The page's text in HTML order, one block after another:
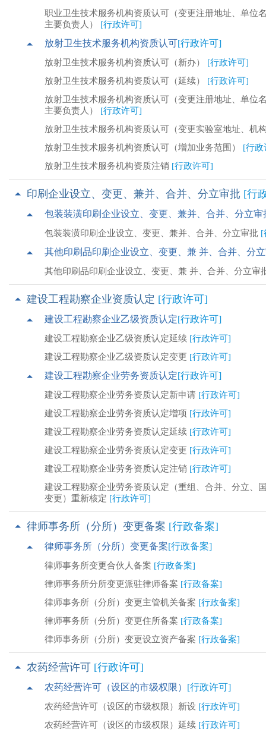
职业卫生技术服务机构资质认可（变更注册地址、单位
主要负责人） [行政许可]
放射卫生技术服务机构资质认可[行政许可]
放射卫生技术服务机构资质认可（新办） [行政许可]
放射卫生技术服务机构资质认可（延续） [行政许可]
放射卫生技术服务机构资质认可（变更注册地址、单位
主要负责人） [行政许可]
放射卫生技术服务机构资质认可（变更实验室地址、机
放射卫生技术服务机构资质认可（增加业务范围） [行政
放射卫生技术服务机构资质注销 [行政许可]
印刷企业设立、变更、兼并、合并、分立审批 [行
包装装潢印刷企业设立、变更、兼并、合并、分立审
包装装潢印刷企业设立、变更、兼并、合并、分立审批 [
其他印刷品印刷企业设立、变更、兼 并、合并、分
其他印刷品印刷企业设立、变更、兼 并、合并、分立审
建设工程勘察企业资质认定 [行政许可]
建设工程勘察企业乙级资质认定[行政许可]
建设工程勘察企业乙级资质认定延续 [行政许可]
建设工程勘察企业乙级资质认定变更 [行政许可]
建设工程勘察企业劳务资质认定[行政许可]
建设工程勘察企业劳务资质认定新申请 [行政许可]
建设工程勘察企业劳务资质认定增项 [行政许可]
建设工程勘察企业劳务资质认定延续 [行政许可]
建设工程勘察企业劳务资质认定变更 [行政许可]
建设工程勘察企业劳务资质认定注销 [行政许可]
建设工程勘察企业劳务资质认定（重组、合并、分立、
变更）重新核定 [行政许可]
律师事务所（分所）变更备案 [行政备案]
律师事务所（分所）变更备案[行政备案]
律师事务所变更合伙人备案 [行政备案]
律师事务所分所变更派驻律师备案 [行政备案]
律师事务所（分所）变更主管机关备案 [行政备案]
律师事务所（分所）变更住所备案 [行政备案]
律师事务所（分所）变更设立资产备案 [行政备案]
农药经营许可 [行政许可]
农药经营许可（设区的市级权限） [行政许可]
农药经营许可（设区的市级权限）新设 [行政许可]
农药经营许可（设区的市级权限）延续 [行政许可]